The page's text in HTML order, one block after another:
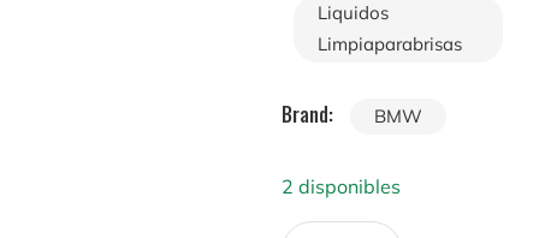
Liquidos
Limpiaparabrisas
Brand: BMW
2 disponibles